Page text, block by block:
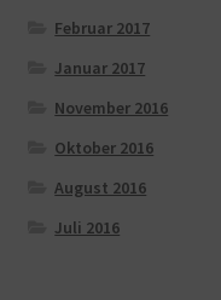
Februar 2017
Januar 2017
November 2016
Oktober 2016
August 2016
Juli 2016